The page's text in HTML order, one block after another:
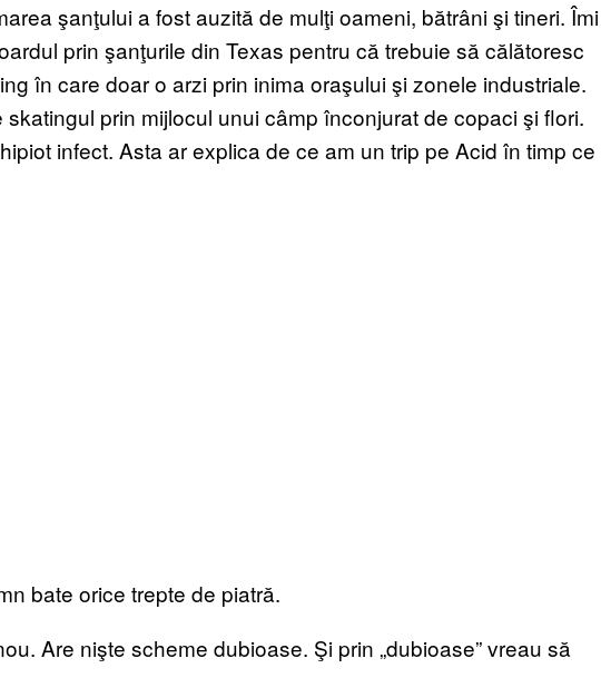
şanţului a fost auzită de mulţi oameni, bătrâni şi tineri. Îmi
prin şanţurile din Texas pentru că trebuie să călătoresc
în care doar o arzi prin inima oraşului şi zonele industriale.
prin mijlocul unui câmp înconjurat de copaci şi flori.
infect. Asta ar explica de ce am un trip pe Acid în timp ce
bate orice trepte de piatră.
Are nişte scheme dubioase. Şi prin „dubioase” vreau să